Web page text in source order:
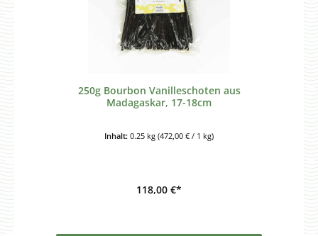
250g Bourbon Vanilleschoten aus
Madagaskar, 17-18cm
Inhalt: 0.25 kg (472,00 € / 1 kg)
118,00 €*